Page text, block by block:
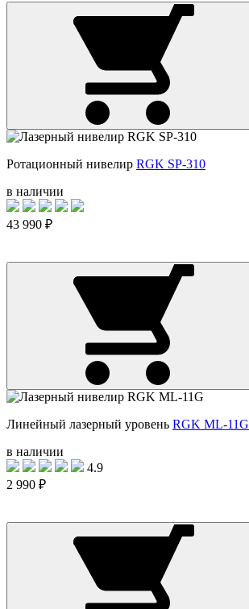
Ротационный нивелир RGK SP-310
в наличии
43 990 ₽
Линейный лазерный уровень RGK ML-11G
в наличии
4.9
2 990 ₽